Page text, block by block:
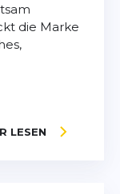
die Marke
LESEN